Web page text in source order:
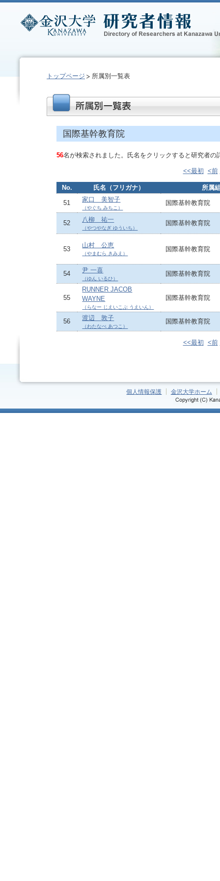
トップページ 所属別一覧表
国際基幹教育院
56名が検索されました。氏名をクリックすると研究者の
<<最初 <前
No. 氏名（フリガナ） 所属
51 家口 美智子
（やぐち みちこ）
国際基幹教育院
52 八柳 祐一
（やつやなぎ ゆういち）
国際基幹教育院
53
山村 公恵
（やまむら きみえ）
国際基幹教育院
54 尹 一喜
（ゆん いるひ）
国際基幹教育院
55
RUNNER JACOB
WAYNE
（らなー じえいこぶ うえいん）
国際基幹教育院
56 渡辺 敦子
（わたなべ あつこ）
国際基幹教育院
<<最初 <前
個人情報保護 金沢大学ホーム